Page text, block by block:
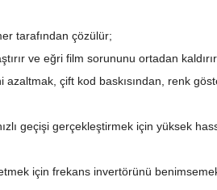
tarafından çözülür;
ve eğri film sorununu ortadan
çift kod baskısından, renk
geçişi gerçekleştirmek için yüksek
için frekans invertörünü